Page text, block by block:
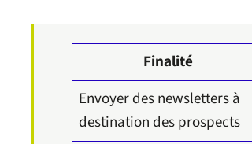
Finalité
Envoyer des newsletters à
destination des prospects